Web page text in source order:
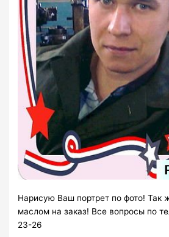
Нарисую Ваш портрет по фото! Так
маслом на заказ! Все вопросы по
23-26